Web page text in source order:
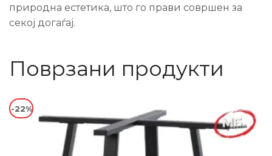
природна естетика, што го прави совршен за
секој догаѓај.
Поврзани продукти
-22%